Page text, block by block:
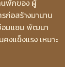
นพักของ ผู้
ก่อสร้างมานาน
อมแซม พัฒนา
งแข็งแรง เหมาะ